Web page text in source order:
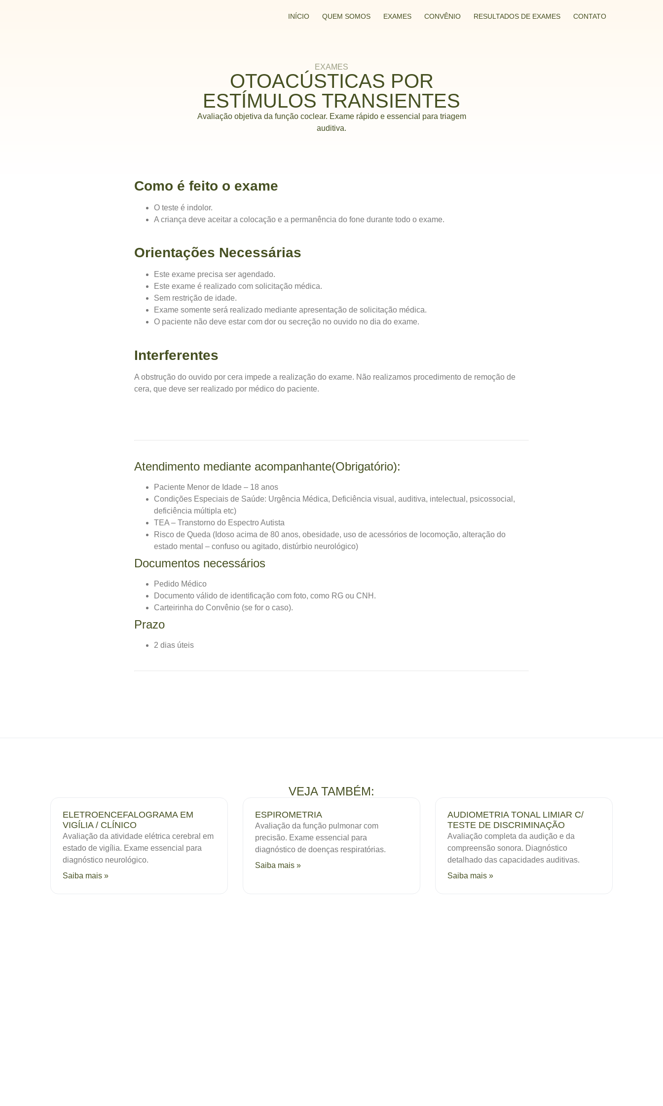
INÍCIO QUEM SOMOS EXAMES CONVÊNIO RESULTADOS DE EXAMES CONTATO
EXAMES
OTOACÚSTICAS POR
ESTÍMULOS TRANSIENTES
Avaliação objetiva da função coclear. Exame rápido e essencial para triagem
auditiva.
Como é feito o exame
O teste é indolor.
A criança deve aceitar a colocação e a permanência do fone durante todo o exame.
Orientações Necessárias
Este exame precisa ser agendado.
Este exame é realizado com solicitação médica.
Sem restrição de idade.
Exame somente será realizado mediante apresentação de solicitação médica.
O paciente não deve estar com dor ou secreção no ouvido no dia do exame.
Interferentes
A obstrução do ouvido por cera impede a realização do exame. Não realizamos procedimento de remoção de
cera, que deve ser realizado por médico do paciente.
Atendimento mediante acompanhante(Obrigatório):
Paciente Menor de Idade – 18 anos
Condições Especiais de Saúde: Urgência Médica, Deficiência visual, auditiva, intelectual, psicossocial,
deficiência múltipla etc)
TEA – Transtorno do Espectro Autista
Risco de Queda (Idoso acima de 80 anos, obesidade, uso de acessórios de locomoção, alteração do
estado mental – confuso ou agitado, distúrbio neurológico)
Documentos necessários
Pedido Médico
Documento válido de identificação com foto, como RG ou CNH.
Carteirinha do Convênio (se for o caso).
Prazo
2 dias úteis
VEJA TAMBÉM:
ELETROENCEFALOGRAMA EM
VIGÍLIA / CLÍNICO
Avaliação da atividade elétrica cerebral em
estado de vigília. Exame essencial para
diagnóstico neurológico.
Saiba mais »
ESPIROMETRIA
Avaliação da função pulmonar com
precisão. Exame essencial para
diagnóstico de doenças respiratórias.
Saiba mais »
AUDIOMETRIA TONAL LIMIAR C/
TESTE DE DISCRIMINAÇÃO
Avaliação completa da audição e da
compreensão sonora. Diagnóstico
detalhado das capacidades auditivas.
Saiba mais »